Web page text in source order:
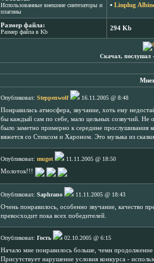
Использованные внешние синтезаторы и
плагины
▪ Linplug
Размер файла:
Размер файла в Kb
294 Kb
Скачал, послушал
Опубликовал: Steppenwolf
16.11.2005 @ 8:48
Понравилась атмосфера, звучание, хоть ему
бы каждый сам по себе, мало цельных созвучий. Не
было заметно примерно к середине прослушивания
вяжется со Стиксом и Хароном. Это музыка из
Опубликовал: mugot
11.11.2005 @ 18:50
Молоток!!!
Опубликовал: Saphrano
11.11.2005 @ 18:43
Очень понравилось, особенно звучание, качество
превосходит пока всех победителей.
Опубликовал: Гость
02.10.2005 @ 6:15
Начало мне понравилось больше, чемн продолжение
Присутствует нарушение условия конкурса -